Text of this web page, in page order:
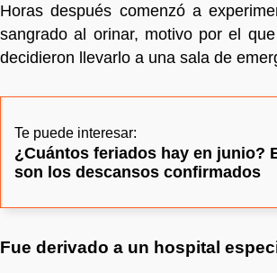
Horas después comenzó a
sangrado al orinar, motivo por el
decidieron llevarlo a una sala de
Te puede interesar:
¿Cuántos feriados hay en junio?
son los descansos confirmados
Fue derivado a un hospital